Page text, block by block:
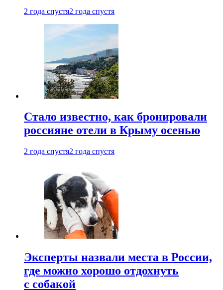
2 года спустя2 года спустя
Стало известно, как бронировали
россияне отели в Крыму осенью
2 года спустя2 года спустя
Эксперты назвали места в России,
где можно хорошо отдохнуть
с собакой